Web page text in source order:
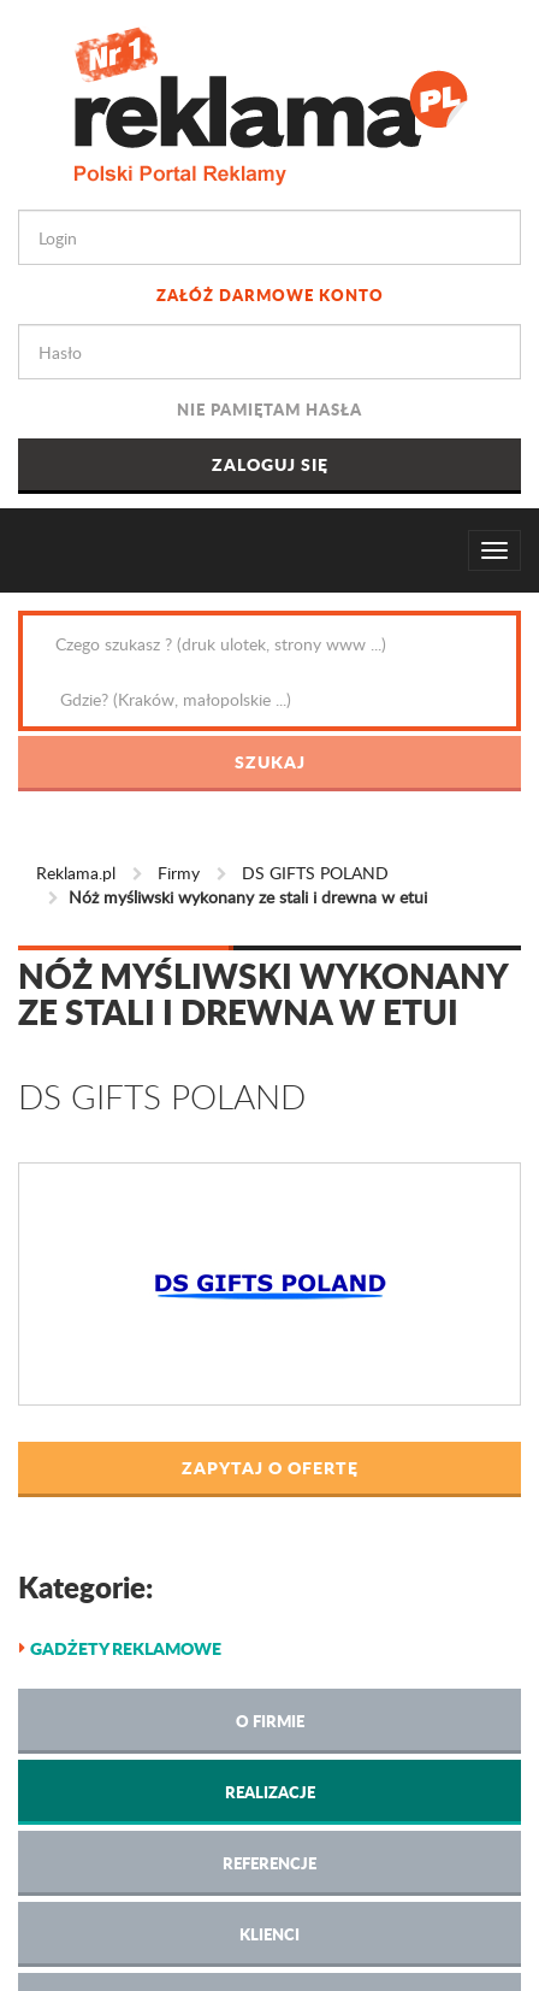
ZAŁÓŻ DARMOWE KONTO
NIE PAMIĘTAM HASŁA
Reklama.pl Firmy
DS GIFTS POLAND
Nóż myśliwski wykonany ze stali i drewna w etui
NÓŻ MYŚLIWSKI WYKONANY
ZE STALI I DREWNA W ETUI
DS GIFTS POLAND
ZAPYTAJ O OFERTĘ
Kategorie:
GADŻETY REKLAMOWE
O FIRMIE
REALIZACJE
REFERENCJE
KLIENCI